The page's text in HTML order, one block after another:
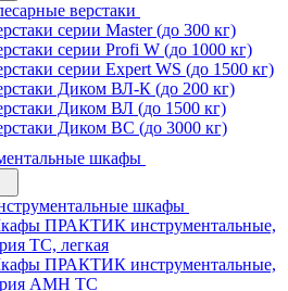
верстаки
серии Master (до 300 кг)
серии Profi W (до 1000 кг)
серии Expert WS (до 1500 кг)
Диком ВЛ-К (до 200 кг)
Диком ВЛ (до 1500 кг)
Диком ВС (до 3000 кг)
шкафы
шкафы
ПРАКТИК инструментальные,
TC, легкая
ПРАКТИК инструментальные,
AMH TC